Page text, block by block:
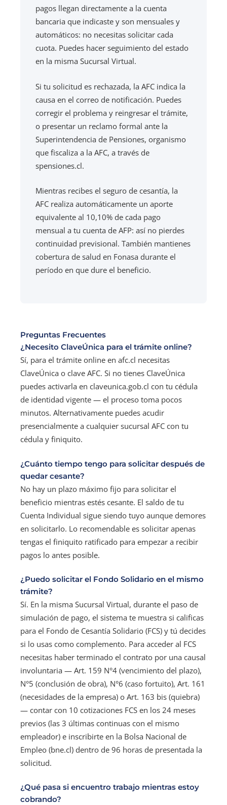
pagos llegan directamente a la cuenta
bancaria que indicaste y son mensuales y
automáticos: no necesitas solicitar cada
cuota. Puedes hacer seguimiento del estado
en la misma Sucursal Virtual.
Si tu solicitud es rechazada, la AFC indica la
causa en el correo de notificación. Puedes
corregir el problema y reingresar el trámite,
o presentar un reclamo formal ante la
Superintendencia de Pensiones, organismo
que fiscaliza a la AFC, a través de
spensiones.cl.
Mientras recibes el seguro de cesantía, la
AFC realiza automáticamente un aporte
equivalente al 10,10% de cada pago
mensual a tu cuenta de AFP: así no pierdes
continuidad previsional. También mantienes
cobertura de salud en Fonasa durante el
período en que dure el beneficio.
Preguntas Frecuentes
¿Necesito ClaveÚnica para el trámite online?
Sí, para el trámite online en afc.cl necesitas
ClaveÚnica o clave AFC. Si no tienes ClaveÚnica
puedes activarla en claveunica.gob.cl con tu cédula
de identidad vigente — el proceso toma pocos
minutos. Alternativamente puedes acudir
presencialmente a cualquier sucursal AFC con tu
cédula y finiquito.
¿Cuánto tiempo tengo para solicitar después de
quedar cesante?
No hay un plazo máximo fijo para solicitar el
beneficio mientras estés cesante. El saldo de tu
Cuenta Individual sigue siendo tuyo aunque demores
en solicitarlo. Lo recomendable es solicitar apenas
tengas el finiquito ratificado para empezar a recibir
pagos lo antes posible.
¿Puedo solicitar el Fondo Solidario en el mismo
trámite?
Sí. En la misma Sucursal Virtual, durante el paso de
simulación de pago, el sistema te muestra si calificas
para el Fondo de Cesantía Solidario (FCS) y tú decides
si lo usas como complemento. Para acceder al FCS
necesitas haber terminado el contrato por una causal
involuntaria — Art. 159 N°4 (vencimiento del plazo),
N°5 (conclusión de obra), N°6 (caso fortuito), Art. 161
(necesidades de la empresa) o Art. 163 bis (quiebra)
— contar con 10 cotizaciones FCS en los 24 meses
previos (las 3 últimas continuas con el mismo
empleador) e inscribirte en la Bolsa Nacional de
Empleo (bne.cl) dentro de 96 horas de presentada la
solicitud.
¿Qué pasa si encuentro trabajo mientras estoy
cobrando?